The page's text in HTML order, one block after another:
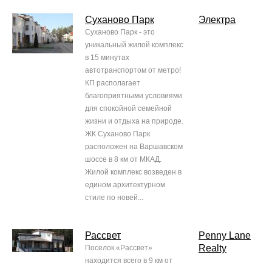
Суханово Парк
Суханово Парк - это
уникальный жилой комплекс
в 15 минутах
автотранспортом от метро!
КП располагает
благоприятными условиями
для спокойной семейной
жизни и отдыха на природе.
ЖК Суханово Парк
расположен на Варшавском
шоссе в 8 км от МКАД.
Жилой комплекс возведен в
едином архитектурном
стиле по новей...
Электра
Рассвет
Поселок «Рассвет»
находится всего в 9 км от
Penny Lane
Realty